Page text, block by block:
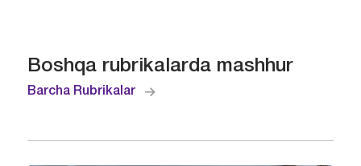
Boshqa rubrikalarda mashhur
Barcha Rubrikalar